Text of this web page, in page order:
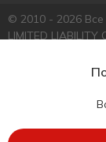
© 2010 - 2026
LIMITED